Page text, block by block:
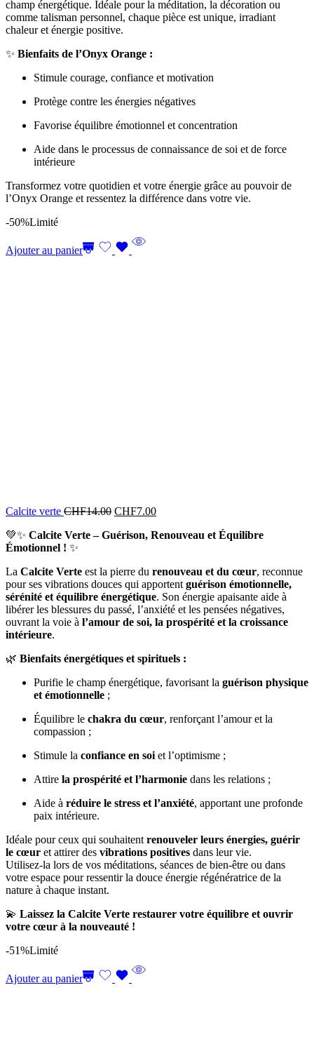
champ énergétique. Idéale pour la méditation, la décoration ou
comme talisman personnel, chaque pièce est unique, irradiant
chaleur et énergie positive.
✨ Bienfaits de l’Onyx Orange :
Stimule courage, confiance et motivation
Protège contre les énergies négatives
Favorise équilibre émotionnel et concentration
Aide dans le processus de connaissance de soi et de force
intérieure
Transformez votre quotidien et votre énergie grâce au pouvoir de
l’Onyx Orange et ressentez la différence dans votre vie.
-50%Limité
Ajouter au panier
Calcite verte CHF14.00 CHF7.00
💚✨ Calcite Verte – Guérison, Renouveau et Équilibre
Émotionnel ! ✨
La Calcite Verte est la pierre du renouveau et du cœur, reconnue
pour ses vibrations douces qui apportent guérison émotionnelle,
sérénité et équilibre énergétique. Son énergie apaisante aide à
libérer les blessures du passé, l’anxiété et les pensées négatives,
ouvrant la voie à l’amour de soi, la prospérité et la croissance
intérieure.
🌿 Bienfaits énergétiques et spirituels :
Purifie le champ énergétique, favorisant la guérison physique
et émotionnelle ;
Équilibre le chakra du cœur, renforçant l’amour et la
compassion ;
Stimule la confiance en soi et l’optimisme ;
Attire la prospérité et l’harmonie dans les relations ;
Aide à réduire le stress et l’anxiété, apportant une profonde
paix intérieure.
Idéale pour ceux qui souhaitent renouveler leurs énergies, guérir
le cœur et attirer des vibrations positives dans leur vie.
Utilisez-la lors de vos méditations, séances de bien-être ou dans
votre espace pour ressentir la douce énergie régénératrice de la
nature à chaque instant.
💫 Laissez la Calcite Verte restaurer votre équilibre et ouvrir
votre cœur à la nouveauté !
-51%Limité
Ajouter au panier